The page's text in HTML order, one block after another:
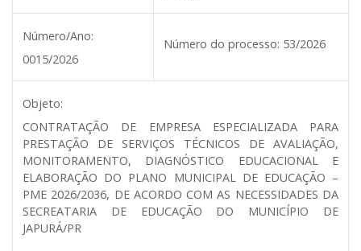
Número/Ano:
0015/2026
Número do processo: 53/2026
Objeto:
CONTRATAÇÃO DE EMPRESA ESPECIALIZADA PARA
PRESTAÇÃO DE SERVIÇOS TÉCNICOS DE AVALIAÇÃO,
MONITORAMENTO, DIAGNÓSTICO EDUCACIONAL E
ELABORAÇÃO DO PLANO MUNICIPAL DE EDUCAÇÃO –
PME 2026/2036, DE ACORDO COM AS NECESSIDADES DA
SECREATARIA DE EDUCAÇÃO DO MUNICÍPIO DE
JAPURÁ/PR